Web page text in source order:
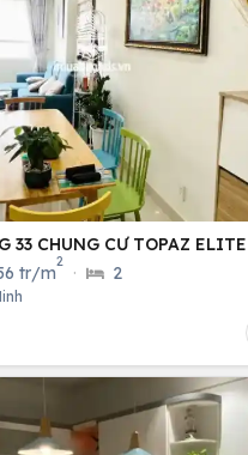
33 CHUNG CƯ TOPAZ
tr/m
2
· 2